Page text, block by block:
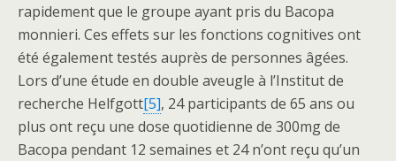
rapidement que le groupe ayant pris du Bacopa
monnieri. Ces effets sur les fonctions cognitives ont
été également testés auprès de personnes âgées.
Lors d’une étude en double aveugle à l’Institut de
recherche Helfgott[5], 24 participants de 65 ans ou
plus ont reçu une dose quotidienne de 300mg de
Bacopa pendant 12 semaines et 24 n’ont reçu qu’un